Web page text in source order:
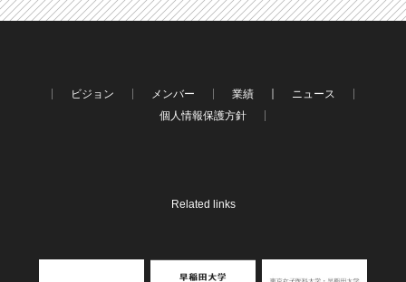
ビジョン メンバー 業績
ニュース
個人情報保護方針
Related links